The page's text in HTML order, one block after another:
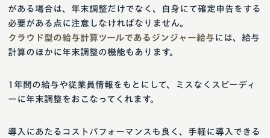
がある場合は、年末調整だけでなく、自身にて確定申告をする
必要がある点に注意しなければなりません。
クラウド型の給与計算ツールであるジンジャー給与には、給与
計算のほかに年末調整の機能もあります。
1年間の給与や従業員情報をもとにして、ミスなくスピーディ
ーに年末調整をおこなってくれます。
導入にあたるコストパフォーマンスも良く、手軽に導入できる